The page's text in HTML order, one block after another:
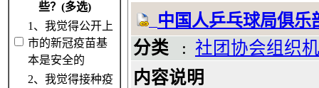
些？(多选)
1、我觉得公开上
市的新冠疫苗基
本是安全的
2、我觉得接种疫
中国人乒乓球局俱乐
分类 : 社团协会组织
内容说明